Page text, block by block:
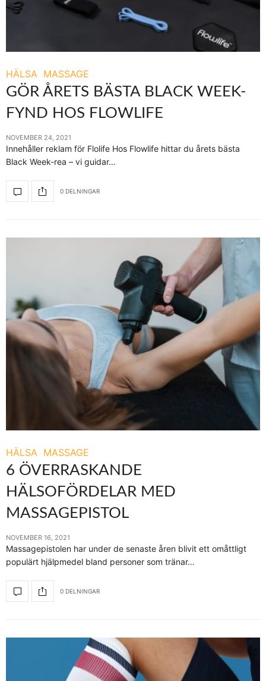
HÄLSA MASSAGE
GÖR ÅRETS BÄSTA BLACK WEEK-
FYND HOS FLOWLIFE
NOVEMBER 24, 2021
Innehåller reklam för Flolife Hos Flowlife hittar du årets bästa
Black Week-rea – vi guidar…
0 DELNINGAR
HÄLSA MASSAGE
6 ÖVERRASKANDE
HÄLSOFÖRDELAR MED
MASSAGEPISTOL
NOVEMBER 16, 2021
Massagepistolen har under de senaste åren blivit ett omåttligt
populärt hjälpmedel bland personer som tränar…
0 DELNINGAR